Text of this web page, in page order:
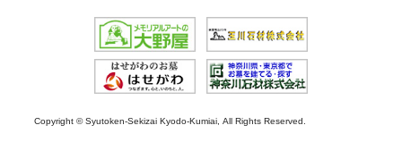
Copyright © Syutoken-Sekizai Kyodo-Kumiai, All Rights Reserved.